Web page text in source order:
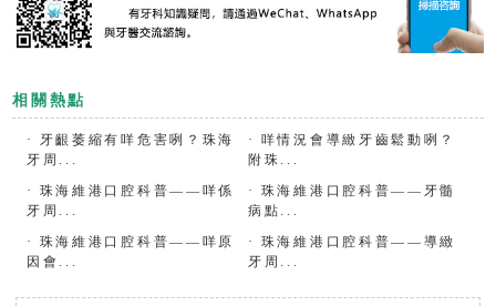
相關熱點
·
牙齦萎縮有咩危害咧？珠海
牙周...
·
咩情況會導緻牙齒鬆動咧？
附珠...
·
珠海維港口腔科普——咩係
牙周...
·
珠海維港口腔科普——牙髓
病點...
·
珠海維港口腔科普——咩原
因會...
·
珠海維港口腔科普——導緻
牙周...